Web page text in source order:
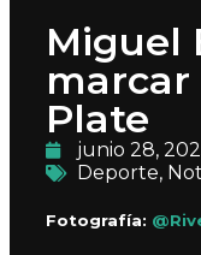
Miguel
marcar
Plate
junio 28,
Deporte,
Fotografía: